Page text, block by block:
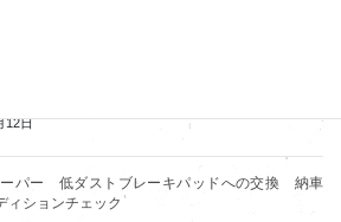
12日
ーパー 低ダストブレーキパッドへの交換 納車
ィションチェック